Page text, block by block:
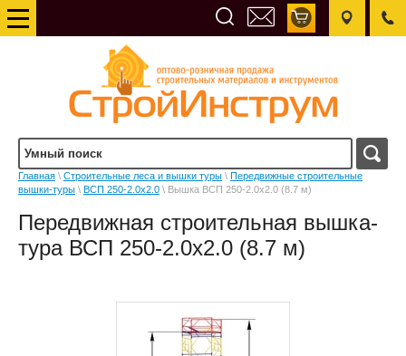
Главная \ Строительные леса и вышки туры \ Передвижные строительные
вышки-туры \ ВСП 250-2.0x2.0 \ Вышка ВСП 250-2.0x2.0 (8.7 м)
Передвижная строительная вышка-
тура ВСП 250-2.0x2.0 (8.7 м)